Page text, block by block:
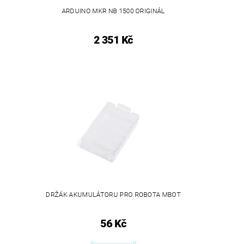
ARDUINO MKR NB 1500 ORIGINÁL
2 351 Kč
DRŽÁK AKUMULÁTORU PRO ROBOTA MBOT
56 Kč